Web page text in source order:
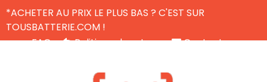
*ACHETER AU PRIX LE PLUS BAS ? C'EST SUR
TOUSBATTERIE.COM !
FAQ
Politique de retour
Contactez-nous